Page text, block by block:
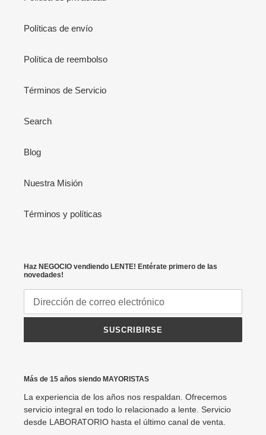
Políticas de envío
Política de reembolso
Términos de Servicio
Search
Blog
Nuestra Misión
Términos y políticas
Haz NEGOCIO vendiendo LENTE! Entérate primero de las
novedades!
SUSCRIBIRSE
Más de 15 años siendo MAYORISTAS
La experiencia de los años nos respaldan. Ofrecemos
servicio integral en todo lo relacionado a lente. Servicio
desde LABORATORIO hasta el último canal de venta.